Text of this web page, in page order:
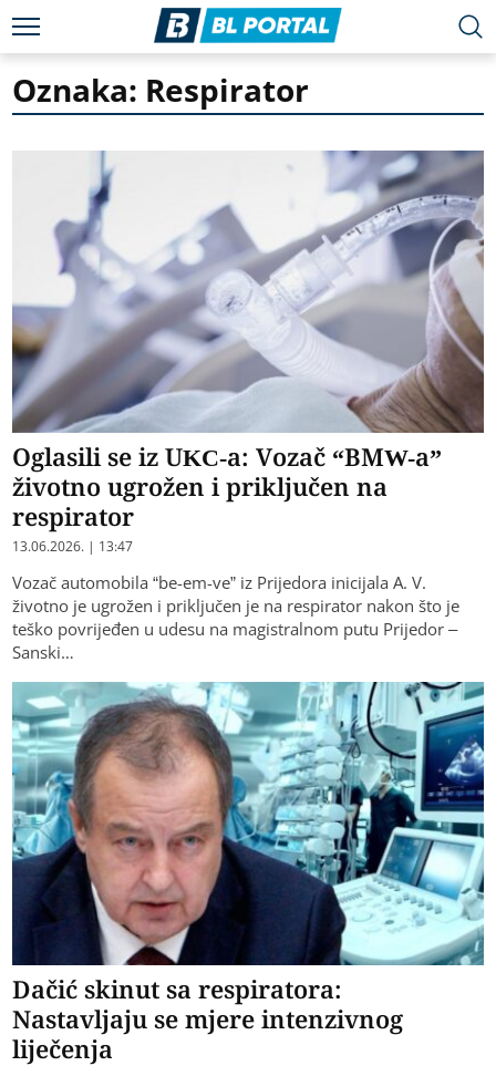
Oznaka: Respirator
Oglasili se iz UKC-a: Vozač “BMW-a”
životno ugrožen i priključen na
respirator
13.06.2026. | 13:47
Vozač automobila “be-em-ve” iz Prijedora inicijala A. V.
životno je ugrožen i priključen je na respirator nakon što je
teško povrijeđen u udesu na magistralnom putu Prijedor –
Sanski…
Dačić skinut sa respiratora:
Nastavljaju se mjere intenzivnog
liječenja